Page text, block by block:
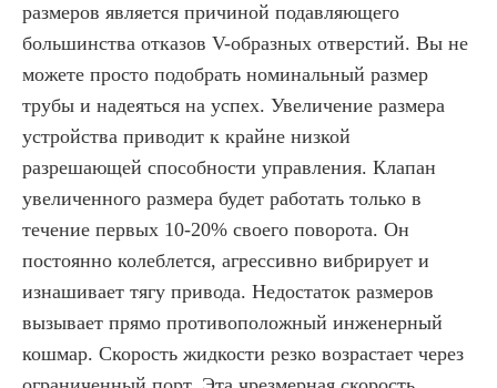
размеров является причиной подавляющего
большинства отказов V-образных отверстий. Вы не
можете просто подобрать номинальный размер
трубы и надеяться на успех. Увеличение размера
устройства приводит к крайне низкой
разрешающей способности управления. Клапан
увеличенного размера будет работать только в
течение первых 10-20% своего поворота. Он
постоянно колеблется, агрессивно вибрирует и
изнашивает тягу привода. Недостаток размеров
вызывает прямо противоположный инженерный
кошмар. Скорость жидкости резко возрастает через